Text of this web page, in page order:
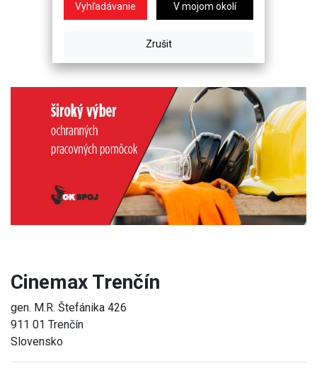
V mojom okolí
Next
Cinemax Trenčín
gen. M.R. Štefánika 426
911 01 Trenčín
Slovensko